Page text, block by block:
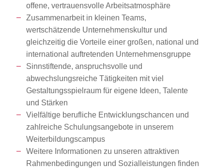
offene, vertrauensvolle Arbeitsatmosphäre
Zusammenarbeit in kleinen Teams,
wertschätzende Unternehmenskultur und
gleichzeitig die Vorteile einer großen, national und
international auftretenden Unternehmensgruppe
Sinnstiftende, anspruchsvolle und
abwechslungsreiche Tätigkeiten mit viel
Gestaltungsspielraum für eigene Ideen, Talente
und Stärken
Vielfältige berufliche Entwicklungschancen und
zahlreiche Schulungsangebote in unserem
Weiterbildungscampus
Weitere Informationen zu unseren attraktiven
Rahmenbedingungen und Sozialleistungen finden